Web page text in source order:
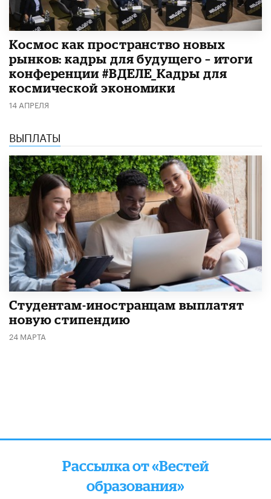
Космос как пространство новых
рынков: кадры для будущего – итоги
конференции #ВДЕЛЕ_Кадры для
космической экономики
14 АПРЕЛЯ
ВЫПЛАТЫ
Студентам-иностранцам выплатят
новую стипендию
24 МАРТА
Рассылка от «Вестей
образования»